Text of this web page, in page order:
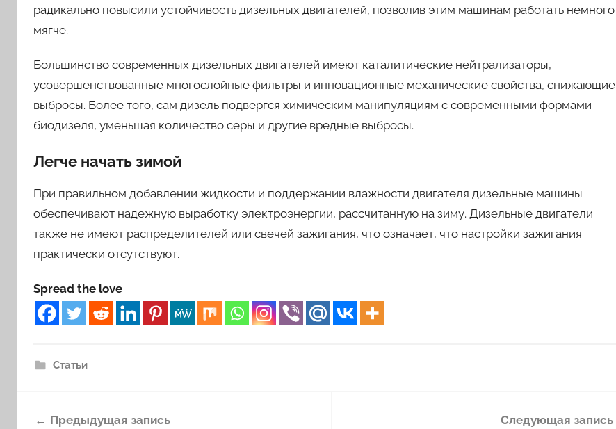
радикально повысили устойчивость дизельных двигателей, позволив этим машинам работать немного
мягче.
Большинство современных дизельных двигателей имеют каталитические нейтрализаторы,
усовершенствованные многослойные фильтры и инновационные механические свойства, снижающие
выбросы. Более того, сам дизель подвергся химическим манипуляциям с современными формами
биодизеля, уменьшая количество серы и другие вредные выбросы.
Легче начать зимой
При правильном добавлении жидкости и поддержании влажности двигателя дизельные машины
обеспечивают надежную выработку электроэнергии, рассчитанную на зиму. Дизельные двигатели
также не имеют распределителей или свечей зажигания, что означает, что настройки зажигания
практически отсутствуют.
Spread the love
Статьи
Предыдущая запись Следующая запись